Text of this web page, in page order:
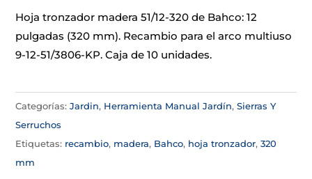
Hoja tronzador madera 51/12-320 de Bahco: 12
pulgadas (320 mm). Recambio para el arco multiuso
9-12-51/3806-KP. Caja de 10 unidades.
Categorías:Jardin, Herramienta Manual Jardín,Sierras Y
Serruchos
Etiquetas: recambio, madera, Bahco, hoja tronzador,320
mm